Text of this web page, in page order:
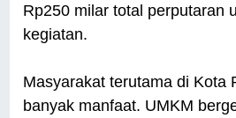
Rp250 milar total perputaran
kegiatan.
Masyarakat terutama di Kota
banyak manfaat. UMKM